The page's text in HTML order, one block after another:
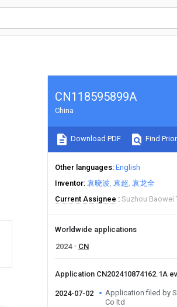
CN118595899A
China
Download PDF Find
Other languages English
Inventor 袁晓波 袁超 袁龙全
Current Assignee
Suzhou Baowei
Worldwide applications
2024
CN
Application CN202410874162.1A
2024-07-02
Application filed by
Co ltd